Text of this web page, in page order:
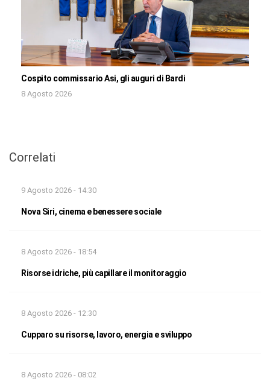
Cospito commissario Asi, gli auguri di Bardi
8 Agosto 2026
Correlati
9 Agosto 2026 - 14:30
Nova Siri, cinema e benessere sociale
8 Agosto 2026 - 18:54
Risorse idriche, più capillare il monitoraggio
8 Agosto 2026 - 12:30
Cupparo su risorse, lavoro, energia e sviluppo
8 Agosto 2026 - 08:02